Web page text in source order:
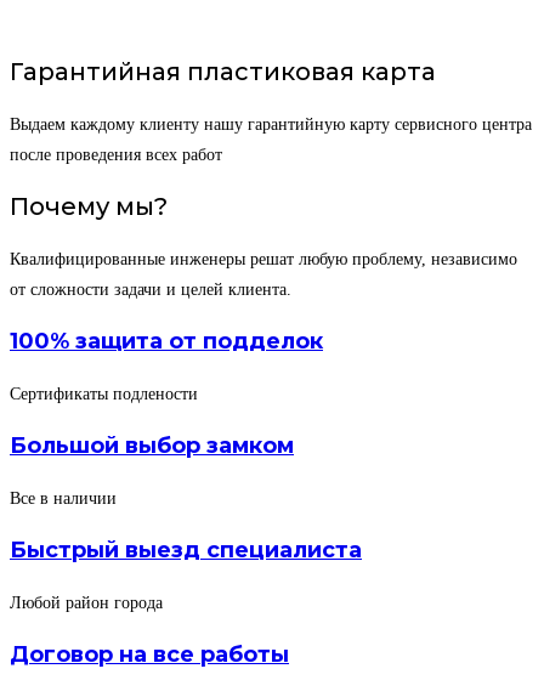
Гарантийная пластиковая карта
Выдаем каждому клиенту нашу гарантийную карту сервисного центра
после проведения всех работ
Почему мы?
Квалифицированные инженеры решат любую проблему, независимо
от сложности задачи и целей клиента.
100% защита от подделок
Сертификаты подлености
Большой выбор замком
Все в наличии
Быстрый выезд специалиста
Любой район города
Договор на все работы